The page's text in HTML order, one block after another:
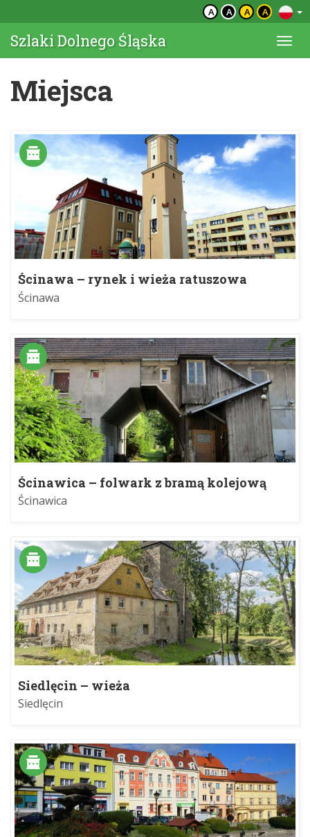
A A A A
Szlaki Dolnego Śląska
Miejsca
Ścinawa – rynek i wieża ratuszowa
Ścinawa
Ścinawica – folwark z bramą kolejową
Ścinawica
Siedlęcin – wieża
Siedlęcin